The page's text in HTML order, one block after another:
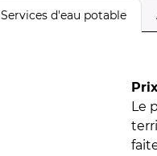
Services d'eau potable
Le